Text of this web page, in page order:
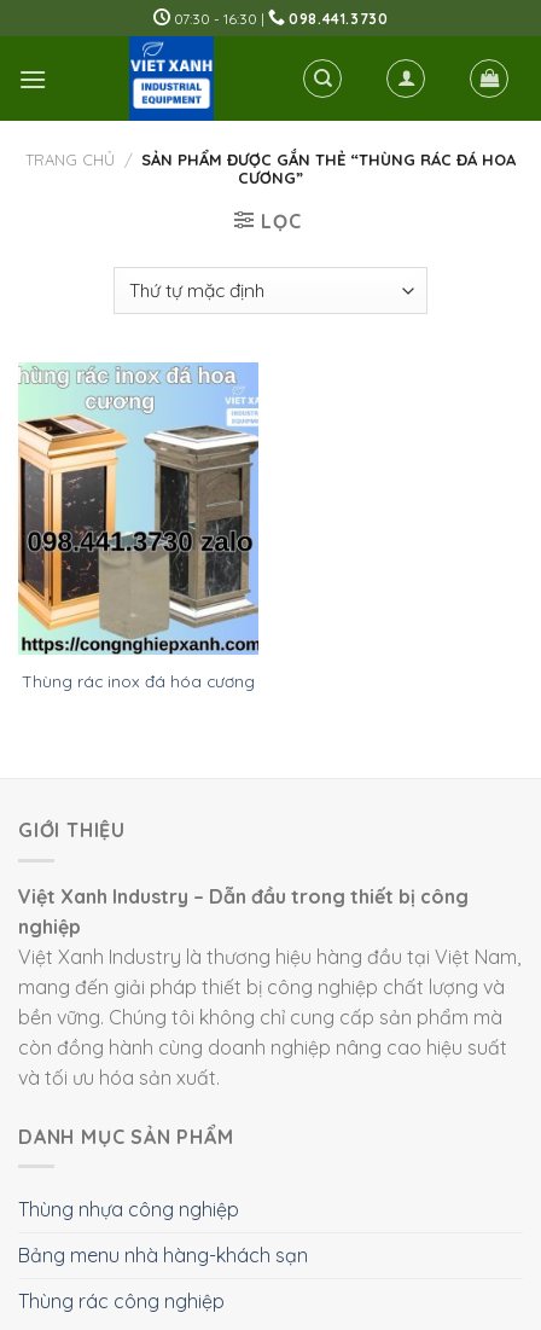
to
content
07:30 - 16:30 | 098.441.3730
TRANG CHỦ / SẢN PHẨM ĐƯỢC GẮN THẺ “THÙNG RÁC ĐÁ HOA
CƯƠNG”
LỌC
Thùng rác inox đá hóa cương
GIỚI THIỆU
Việt Xanh Industry – Dẫn đầu trong thiết bị công
nghiệp
Việt Xanh Industry là thương hiệu hàng đầu tại Việt Nam,
mang đến giải pháp thiết bị công nghiệp chất lượng và
bền vững. Chúng tôi không chỉ cung cấp sản phẩm mà
còn đồng hành cùng doanh nghiệp nâng cao hiệu suất
và tối ưu hóa sản xuất.
DANH MỤC SẢN PHẨM
Thùng nhựa công nghiệp
Bảng menu nhà hàng-khách sạn
Thùng rác công nghiệp